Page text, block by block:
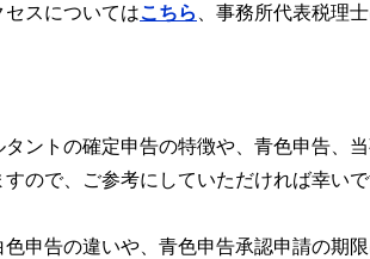
セスについてはこちら 、事務所代表税理
タントの確定申告の特徴や、青色申告、
ので、ご参考にしていただければ幸いで
申告の違いや、青色申告承認申請の期